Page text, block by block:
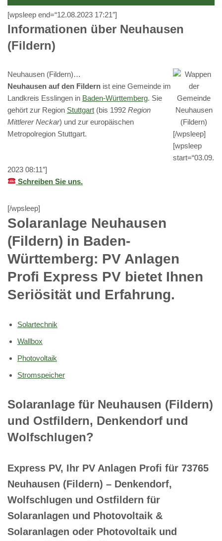
[wpsleep end=“12.08.2023 17:21″]
Informationen über Neuhausen
(Fildern)
Neuhausen (Fildern)…
Neuhausen auf den Fildern ist eine Gemeinde im
Landkreis Esslingen in Baden-Württemberg. Sie
gehört zur Region Stuttgart (bis 1992 Region
Mittlerer Neckar) und zur europäischen
Metropolregion Stuttgart.
[/wpsleep]
[wpsleep
start=“03.09.
2023 08:11″]
Schreiben Sie uns.
[/wpsleep]
Solaranlage Neuhausen
(Fildern) in Baden-
Württemberg: PV Anlagen
Profi Express PV bietet Ihnen
Seriösität und Erfahrung.
Solartechnik
Wallbox
Photovoltaik
Stromspeicher
Solaranlage für Neuhausen (Fildern)
und Ostfildern, Denkendorf und
Wolfschlugen?
Express PV, Ihr PV Anlagen Profi für 73765
Neuhausen (Fildern) – Denkendorf,
Wolfschlugen und Ostfildern für
Solaranlagen und Photovoltaik &
Solaranlagen oder Photovoltaik und